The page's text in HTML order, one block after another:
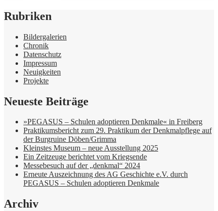
Rubriken
Bildergalerien
Chronik
Datenschutz
Impressum
Neuigkeiten
Projekte
Neueste Beiträge
»PEGASUS – Schulen adoptieren Denkmale« in Freiberg
Praktikumsbericht zum 29. Praktikum der Denkmalpflege auf
der Burgruine Döben/Grimma
Kleinstes Museum – neue Ausstellung 2025
Ein Zeitzeuge berichtet vom Kriegsende
Messebesuch auf der „denkmal“ 2024
Erneute Auszeichnung des AG Geschichte e.V. durch
PEGASUS – Schulen adoptieren Denkmale
Archiv